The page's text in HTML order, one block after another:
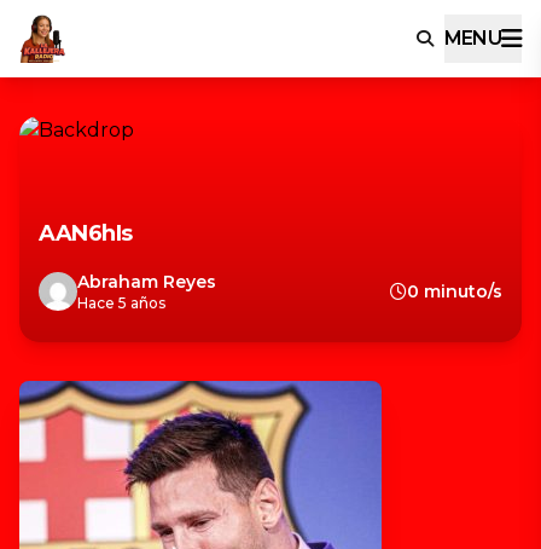
MENU
AAN6hIs
Abraham Reyes
Hace 5 años
0 minuto/s